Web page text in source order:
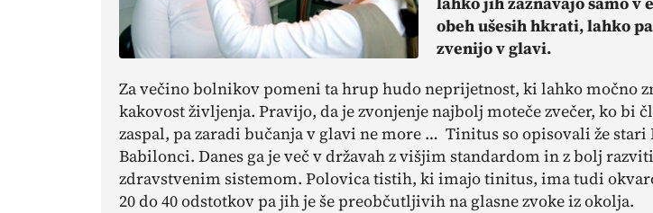
obeh ušesih hkrati, lahko
zvenijo v glavi.
Za večino bolnikov pomeni ta hrup hudo neprijetnost, ki lahko močno
kakovost življenja. Pravijo, da je zvonjenje najbolj moteče zvečer, ko bi
zaspal, pa zaradi bučanja v glavi ne more … Tinitus so opisovali že
Babilonci. Danes ga je več v državah z višjim standardom in z bolj
zdravstvenim sistemom. Polovica tistih, ki imajo tinitus, ima tudi
20 do 40 odstotkov pa jih je še preobčutljivih na glasne zvoke iz okolja.